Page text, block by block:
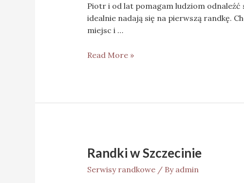
Piotr i od lat pomagam ludziom
idealnie nadają się na pierwszą randkę.
miejsc i …
Read More »
Randki w Szczecinie
Serwisy randkowe/ By admin